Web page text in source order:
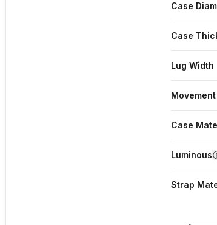
Case
Case
Lug Width
Movement
Case
Luminous
Strap